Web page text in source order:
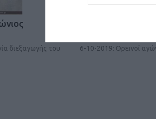
διεξαγωγής του
13°
6-10-2019: Ορεινοί